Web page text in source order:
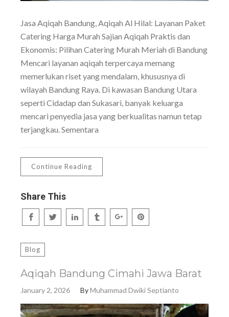
Jasa Aqiqah Bandung, Aqiqah Al Hilal: Layanan Paket
Catering Harga Murah Sajian Aqiqah Praktis dan
Ekonomis: Pilihan Catering Murah Meriah di Bandung
Mencari layanan aqiqah terpercaya memang
memerlukan riset yang mendalam, khususnya di
wilayah Bandung Raya. Di kawasan Bandung Utara
seperti Cidadap dan Sukasari, banyak keluarga
mencari penyedia jasa yang berkualitas namun tetap
terjangkau. Sementara
Continue Reading
Share This
Blog
Aqiqah Bandung Cimahi Jawa Barat
January 2, 2026 ByMuhammad Dwiki Septianto